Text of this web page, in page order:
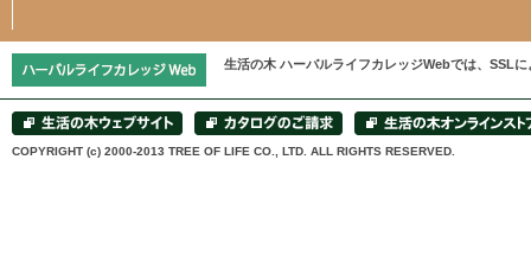
生活の木 ハーバルライフカレッジWebでは、SSL
COPYRIGHT (c) 2000-2013 TREE OF LIFE CO., LTD. ALL RIGHTS RESERVED.